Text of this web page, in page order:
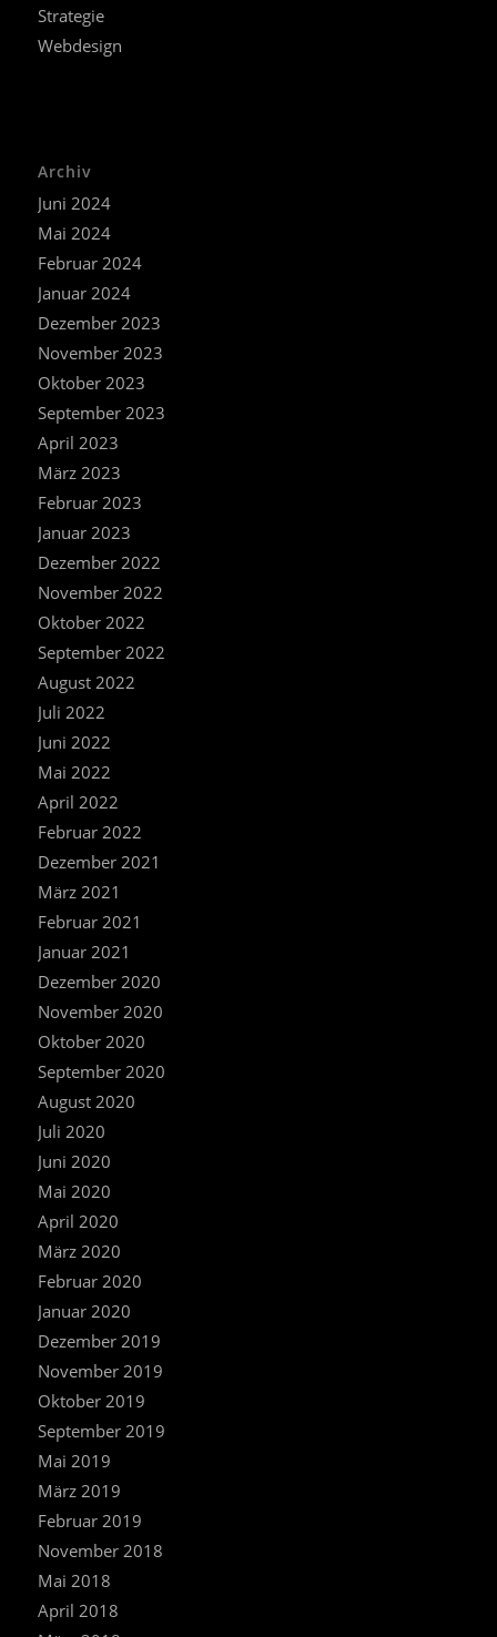
Strategie
Webdesign
Archiv
Juni 2024
Mai 2024
Februar 2024
Januar 2024
Dezember 2023
November 2023
Oktober 2023
September 2023
April 2023
März 2023
Februar 2023
Januar 2023
Dezember 2022
November 2022
Oktober 2022
September 2022
August 2022
Juli 2022
Juni 2022
Mai 2022
April 2022
Februar 2022
Dezember 2021
März 2021
Februar 2021
Januar 2021
Dezember 2020
November 2020
Oktober 2020
September 2020
August 2020
Juli 2020
Juni 2020
Mai 2020
April 2020
März 2020
Februar 2020
Januar 2020
Dezember 2019
November 2019
Oktober 2019
September 2019
Mai 2019
März 2019
Februar 2019
November 2018
Mai 2018
April 2018